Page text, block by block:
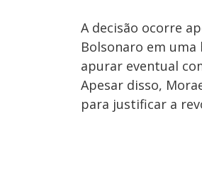
A decisão ocorre
Bolsonaro em
apurar eventual
Apesar disso,
para justificar a